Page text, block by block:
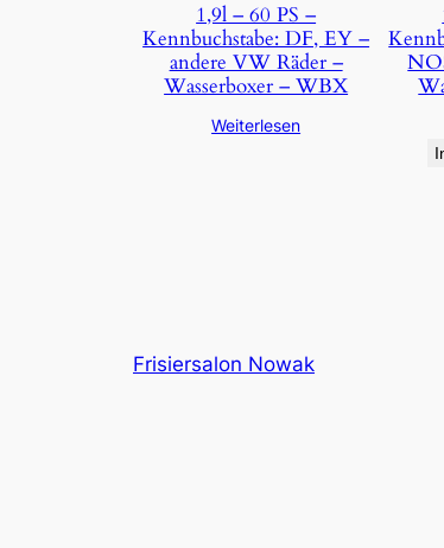
1,9l – 60 PS –
Kennbuchstabe: DF, EY –
andere VW Räder –
Wasserboxer – WBX
Weiterlesen
Frisiersalon Nowak